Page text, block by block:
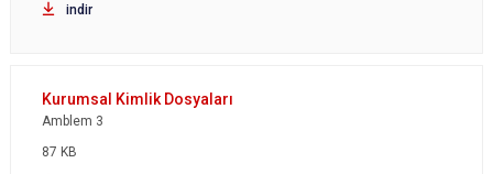
indir
Amblem 3
87 KB